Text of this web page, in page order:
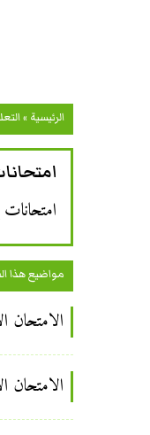
الرئيسية »
مواضيع هذا
الامتحان
الامتحان